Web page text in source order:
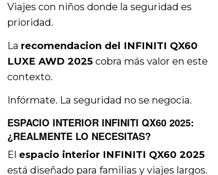
Viajes con niños donde la seguridad es
prioridad.
La recomendacion del INFINITI QX60
LUXE AWD 2025 cobra más valor en este
contexto.
Infórmate. La seguridad no se negocia.
ESPACIO INTERIOR INFINITI QX60 2025:
¿REALMENTE LO NECESITAS?
El espacio interior INFINITI QX60 2025
está diseñado para familias y viajes largos.